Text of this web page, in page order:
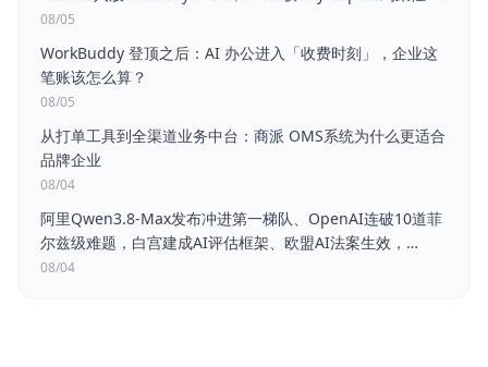
购要约；菲拉格慕H1扭亏为盈
08/05
WorkBuddy 登顶之后：AI 办公进入「收费时刻」，企业这
笔账该怎么算？
08/05
从打单工具到全渠道业务中台：商派 OMS系统为什么更适合
品牌企业
08/04
阿里Qwen3.8-Max发布冲进第一梯队、OpenAI连破10道菲
尔兹级难题，白宫建成AI评估框架、欧盟AI法案生效，
Palantir营收大涨、Amazon市值破3万亿
08/04